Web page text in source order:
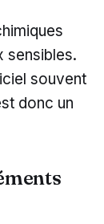
sensibles.
souvent
donc un